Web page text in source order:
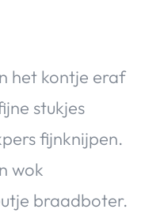
het kontje eraf
stukjes
fijnknijpen.
wok
braadboter.